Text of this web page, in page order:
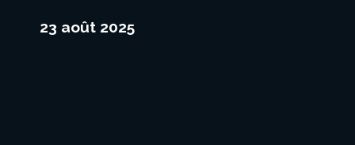
23 août 2025